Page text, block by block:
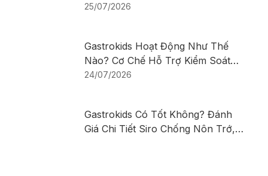
Chi Tiết Sản Phẩm
25/07/2026
Gastrokids Hoạt Động Như Thế
Nào? Cơ Chế Hỗ Trợ Kiểm Soát
Nôn Trớ, Trào Ngược Ở Trẻ Sơ
24/07/2026
Gastrokids Có Tốt Không? Đánh
Giá Chi Tiết Siro Chống Nôn Trớ,